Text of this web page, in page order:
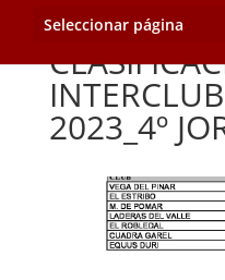
Seleccionar página
2023_4º